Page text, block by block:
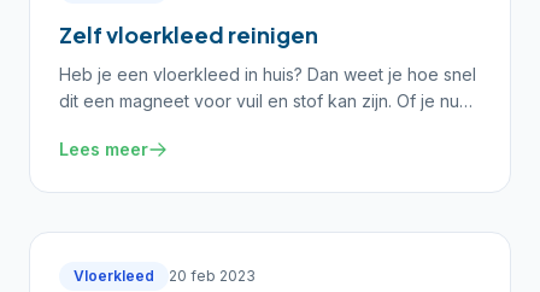
Zelf vloerkleed reinigen
Heb je een vloerkleed in huis? Dan weet je hoe snel
dit een magneet voor vuil en stof kan zijn. Of je nu
Lees meer
Vloerkleed 20 feb 2023